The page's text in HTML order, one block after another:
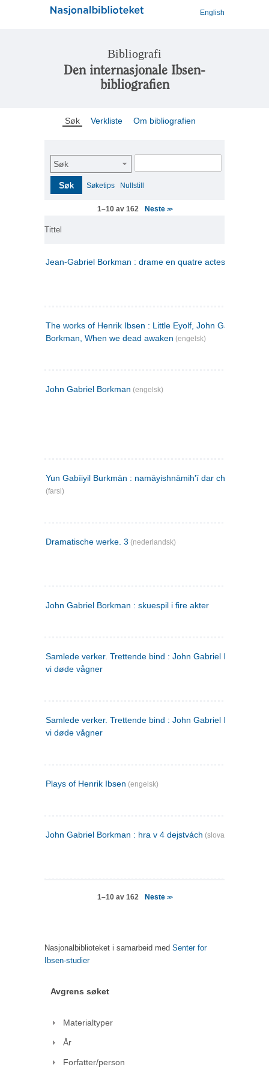
English
Bibliografi
Den internasjonale Ibsen-
bibliografien
Søk Verkliste Om bibliografien
Søk
Søk Søketips Nullstill
1–10 av 162 Neste >>
Tittel
Jean-Gabriel Borkman : drame en quatre actes
The works of Henrik Ibsen : Little Eyolf, John Gabriel
Borkman, When we dead awaken (engelsk)
John Gabriel Borkman (engelsk)
Yun Gabīiyil Burkmān : namāyishnāmihʹī dar chahār pardih
(farsi)
Dramatische werke. 3 (nederlandsk)
John Gabriel Borkman : skuespil i fire akter
Samlede verker. Trettende bind : John Gabriel Borkman ;
vi døde vågner
Samlede verker. Trettende bind : John Gabriel Borkman ;
vi døde vågner
Plays of Henrik Ibsen (engelsk)
John Gabriel Borkman : hra v 4 dejstvách (slovakisk)
1–10 av 162 Neste >>
Nasjonalbiblioteket i samarbeid med Senter for
Ibsen-studier
Avgrens søket
Materialtyper
År
Forfatter/person